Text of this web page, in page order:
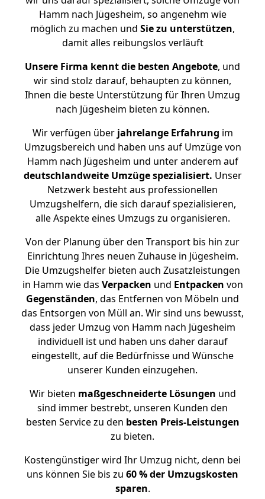
Hamm nach Jügesheim, so angenehm wie
möglich zu machen und Sie zu unterstützen,
damit alles reibungslos verläuft
Unsere Firma kennt die besten Angebote, und
wir sind stolz darauf, behaupten zu können,
Ihnen die beste Unterstützung für Ihren Umzug
nach Jügesheim bieten zu können.
Wir verfügen überjahrelange Erfahrung im
Umzugsbereich und haben uns auf Umzüge von
Hamm nach Jügesheim und unter anderem auf
deutschlandweite Umzüge spezialisiert. Unser
Netzwerk besteht aus professionellen
Umzugshelfern, die sich darauf spezialisieren,
alle Aspekte eines Umzugs zu organisieren.
Von der Planung über den Transport bis hin zur
Einrichtung Ihres neuen Zuhause in Jügesheim.
Die Umzugshelfer bieten auch Zusatzleistungen
in Hamm wie das Verpacken und Entpacken von
Gegenständen, das Entfernen von Möbeln und
das Entsorgen von Müll an. Wir sind uns bewusst,
dass jeder Umzug von Hamm nach Jügesheim
individuell ist und haben uns daher darauf
eingestellt, auf die Bedürfnisse und Wünsche
unserer Kunden einzugehen.
Wir bieten maßgeschneiderte Lösungen und
sind immer bestrebt, unseren Kunden den
besten Service zu den besten Preis-Leistungen
zu bieten.
Kostengünstiger wird Ihr Umzug nicht, denn bei
uns können Sie bis zu 60 % der Umzugskosten
sparen.